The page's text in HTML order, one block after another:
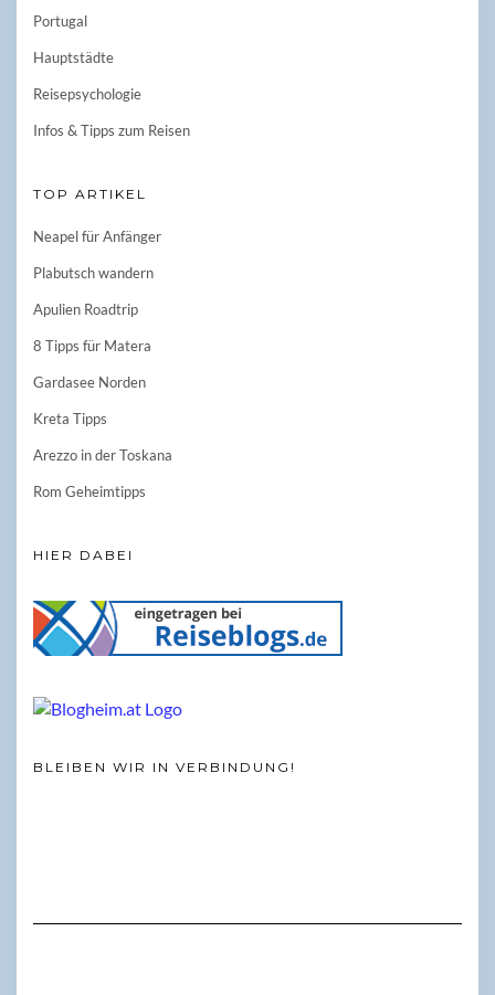
Portugal
Hauptstädte
Reisepsychologie
Infos & Tipps zum Reisen
TOP ARTIKEL
Neapel für Anfänger
Plabutsch wandern
Apulien Roadtrip
8 Tipps für Matera
Gardasee Norden
Kreta Tipps
Arezzo in der Toskana
Rom Geheimtipps
HIER DABEI
BLEIBEN WIR IN VERBINDUNG!